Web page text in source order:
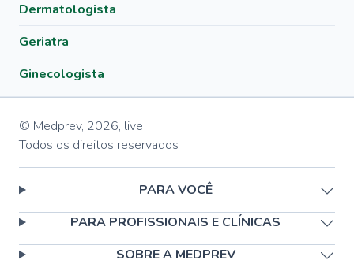
Dermatologista
Geriatra
Ginecologista
© Medprev, 2026, live
Todos os direitos reservados
PARA VOCÊ
PARA PROFISSIONAIS E CLÍNICAS
SOBRE A MEDPREV